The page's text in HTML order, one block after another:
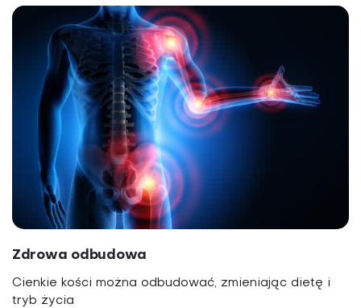
Zdrowa odbudowa
Cienkie kości można odbudować, zmieniając dietę i
tryb życia